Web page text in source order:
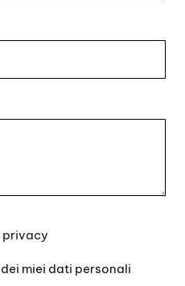
privacy
miei dati personali